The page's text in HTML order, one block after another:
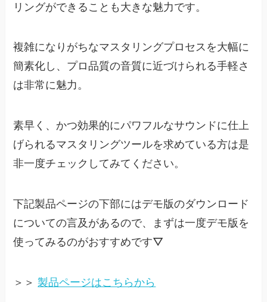
リングができることも大きな魅力です。
複雑になりがちなマスタリングプロセスを大幅に
簡素化し、プロ品質の音質に近づけられる手軽さ
は非常に魅力。
素早く、かつ効果的にパワフルなサウンドに仕上
げられるマスタリングツールを求めている方は是
非一度チェックしてみてください。
下記製品ページの下部にはデモ版のダウンロード
についての言及があるので、まずは一度デモ版を
使ってみるのがおすすめです▽
＞＞ 製品ページはこちらから